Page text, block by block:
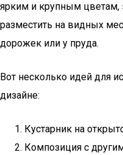
ярким и крупным цветам,
разместить на видных
дорожек или у пруда.
Вот несколько идей для
дизайне:
Кустарник на
Композиция с